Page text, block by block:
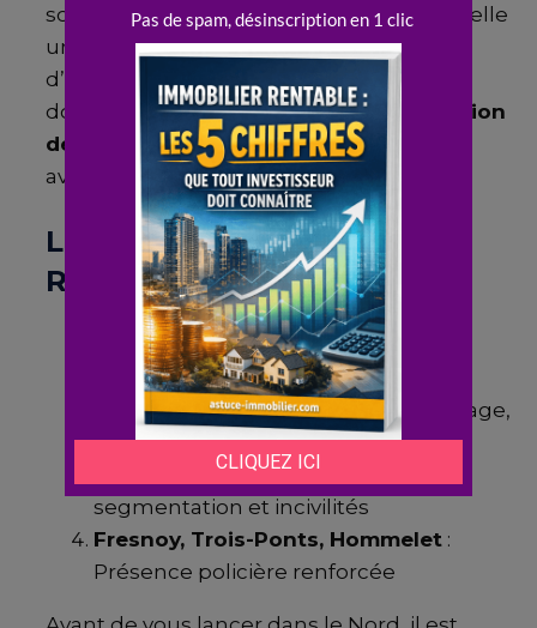
scolaires. Cette dynamique négative appelle
une vigilance accrue lors de la sélection
d’un bien à acquérir. Les investisseurs
doivent évaluer la présence de
dégradation
des espaces vertset des équipements
avant toute décision.
Les quartiers à surveiller à
Roubaix
Alma: Insécurité, vandalisme,
sentiment d’abandon
Le Pile: Logements vétustes, chômage,
faible attractivité
: Dynamisme social mais
segmentation et incivilités
Fresnoy, Trois-Ponts, Hommelet :
Présence policière renforcée